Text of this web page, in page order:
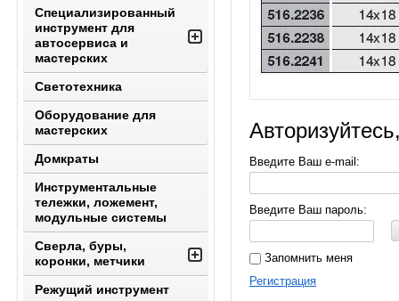
Специализированный
инструмент для
автосервиса и
мастерских
Светотехника
Оборудование для
мастерских
Домкраты
Инструментальные
тележки, ложемент,
модульные системы
Сверла, буры,
коронки, метчики
Режущий инструмент
Введите Ваш e-mail:
Введите Ваш пароль:
Запомнить меня
Регистрация